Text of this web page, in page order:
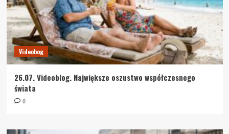
Videobog
26.07. Videoblog. Największe oszustwo współczesnego
świata
0